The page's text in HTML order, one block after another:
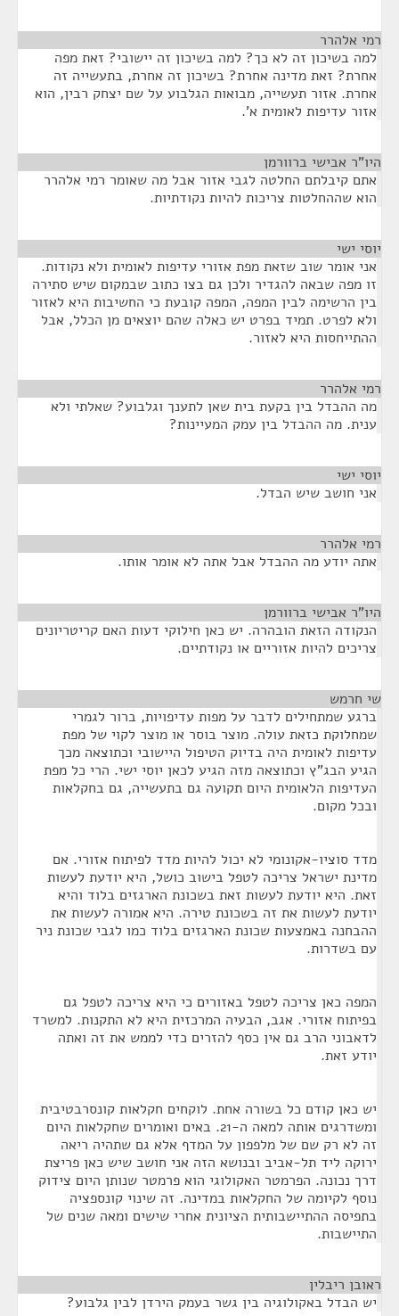
רמי אלהרר
למה בשיכון זה לא כך? למה בשיכון זה יישובי? זאת מפה
אחרת? זאת מדינה אחרת? בשיכון זה אחרת, בתעשייה זה
אחרת. אזור תעשייה, מבואות הגלבוע על שם יצחק רבין, הוא
אזור עדיפות לאומית א'.
היו"ר אבישי ברוורמן
אתם קיבלתם החלטה לגבי אזור אבל מה שאומר רמי אלהרר
הוא שההחלטות צריכות להיות נקודתיות.
יוסי ישי
אני אומר שוב שזאת מפת אזורי עדיפות לאומית ולא נקודות.
זו מפה שבאה להגדיר ולכן גם בצו כתוב שבמקום שיש סתירה
בין הרשימה לבין המפה, המפה קובעת כי החשיבות היא לאזור
ולא לפרט. תמיד בפרט יש כאלה שהם יוצאים מן הכלל, אבל
ההתייחסות היא לאזור.
רמי אלהרר
מה ההבדל בין בקעת בית שאן לתענך וגלבוע? שאלתי ולא
ענית. מה ההבדל בין עמק המעיינות?
יוסי ישי
אני חושב שיש הבדל.
רמי אלהרר
אתה יודע מה ההבדל אבל אתה לא אומר אותו.
היו"ר אבישי ברוורמן
הנקודה הזאת הובהרה. יש כאן חילוקי דעות האם קריטריונים
צריכים להיות אזוריים או נקודתיים.
שי חרמש
ברגע שמתחילים לדבר על מפות עדיפויות, ברור לגמרי
שמחלוקת כזאת עולה. מוצר בוסר או מוצר לקוי של מפת
עדיפות לאומית היה בדיוק הטיפול היישובי וכתוצאה מכך
הגיע הבג"ץ וכתוצאה מזה הגיע לכאן יוסי ישי. הרי כל מפת
העדיפות הלאומית היום תקועה גם בתעשייה, גם בחקלאות
ובכל מקום.
מדד סוציו-אקונומי לא יכול להיות מדד לפיתוח אזורי. אם
מדינת ישראל צריכה לטפל בישוב כושל, היא יודעת לעשות
זאת. היא יודעת לעשות זאת בשכונת הארגזים בלוד והיא
יודעת לעשות את זה בשכונת טירה. היא אמורה לעשות את
ההבחנה באמצעות שכונת הארגזים בלוד כמו לגבי שכונת ניר
עם בשדרות.
המפה כאן צריכה לטפל באזורים כי היא צריכה לטפל גם
בפיתוח אזורי. אגב, הבעיה המרכזית היא לא התקנות. למשרד
לדאבוני הרב גם אין כסף להזרים כדי לממש את זה ואתה
יודע זאת.
יש כאן קודם כל בשורה אחת. לוקחים חקלאות קונסרבטיבית
ומשדרגים אותה למאה ה-21. באים ואומרים שחקלאות היום
זה לא רק שם של מלפפון על המדף אלא גם שתהיה ריאה
ירוקה ליד תל-אביב ובנושא הזה אני חושב שיש כאן פריצת
דרך נכונה. הפרמטר האקולוגי הוא פרמטר שנותן היום צידוק
נוסף לקיומה של החקלאות במדינה. זה שינוי קונספציה
בתפיסה ההתיישבותית הציונית אחרי שישים ומאה שנים של
התיישבות.
ראובן ריבלין
יש הבדל באקולוגיה בין גשר בעמק הירדן לבין גלבוע?